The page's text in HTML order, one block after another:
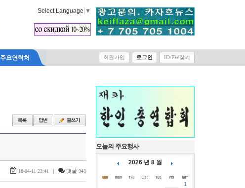
Select Language ▼
주요연락처 회원가입 로그인 ID/PW찾기
18-04-11 23:41 | 댓글 948
오늘의 주요행사
2026 년 8 월
1